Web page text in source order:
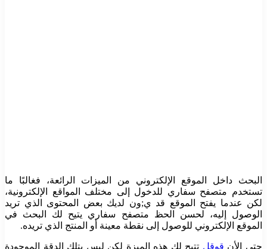
البحث داخل الموقع الإلكتروني من الميزات الرائعة، فغالبًا ما
تستخدم متصفح سفاري للدخول إلى مختلف المواقع الإلكترونية،
لكن عندما يفتح الموقع قد ي;ون لديك بعض المحتوى الذي تريد
الوصول إليه، لحسن الحظ متصفح سفاري يتيح لك البحث في
الموقع الإلكتروني للوصول إلى نقطة معينة أو المنتج الذي تريده.
حتى الأن قوقل تتيح لك هذه الميزة لكن ليس بتلك الدقة الموجودة